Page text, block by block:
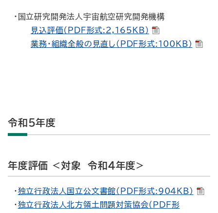
・国立研究開発法人宇宙航空研究開発機構
見込評価（PDF形式:2,165KB）
業務・組織全般の見直し（PDF形式:100KB）
令和５年度
年度評価 <対象 令和４年度>
・独立行政法人国立公文書館（PDF形式:904KB）
・独立行政法人北方領土問題対策協会（PDF形